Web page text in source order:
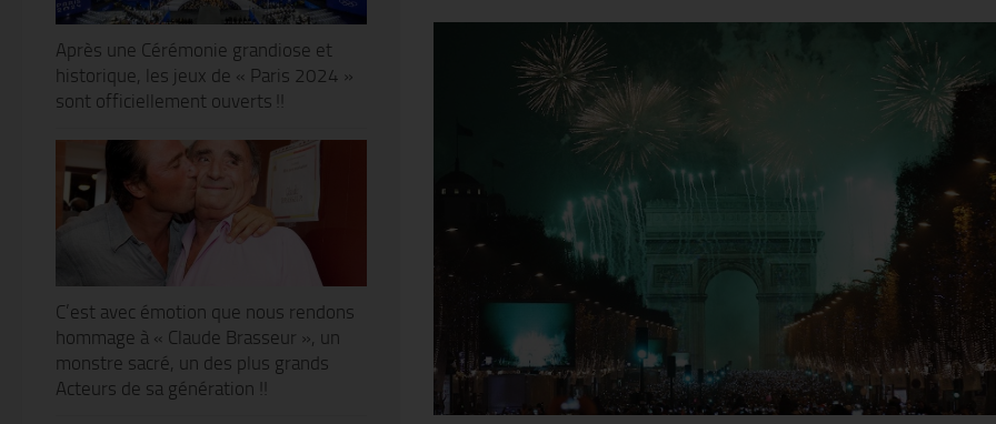
Après une Cérémonie grandiose et
historique, les jeux de « Paris 2024 »
sont officiellement ouverts !!
C’est avec émotion que nous rendons
hommage à « Claude Brasseur », un
monstre sacré, un des plus grands
Acteurs de sa génération !!